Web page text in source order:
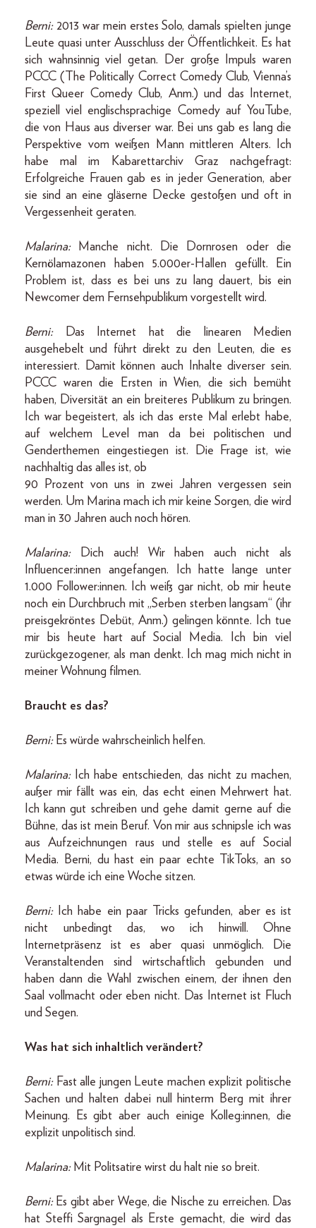
Berni: 2013 war mein erstes Solo, damals spielten junge
Leute quasi unter Ausschluss der Öffentlichkeit. Es hat
sich wahnsinnig viel getan. Der große Impuls waren
PCCC (The Politically Correct Comedy Club, Vienna’s
First Queer Comedy Club, Anm.) und das Internet,
speziell viel englischsprachige Comedy auf YouTube,
die von Haus aus diverser war. Bei uns gab es lang die
Perspektive vom weißen Mann mittleren Alters. Ich
habe mal im Kabarettarchiv Graz nachgefragt:
Erfolgreiche Frauen gab es in jeder Generation, aber
sie sind an eine gläserne Decke gestoßen und oft in
Vergessenheit geraten.
Malarina:
Manche nicht. Die Dornrosen oder die
Kernölamazonen haben 5.000er-Hallen gefüllt. Ein
Problem ist, dass es bei uns zu lang dauert, bis ein
Newcomer dem Fernsehpublikum vorgestellt wird.
Berni:
Das Internet hat die linearen Medien
ausgehebelt und führt direkt zu den Leuten, die es
interessiert. Damit können auch Inhalte diverser sein.
PCCC waren die Ersten in Wien, die sich bemüht
haben, Diversität an ein breiteres Publikum zu bringen.
Ich war begeistert, als ich das erste Mal erlebt habe,
auf welchem Level man da bei politischen und
Genderthemen eingestiegen ist. Die Frage ist, wie
nachhaltig das alles ist, ob
90 Prozent von uns in zwei Jahren vergessen sein
werden. Um Marina mach ich mir keine Sorgen, die wird
man in 30 Jahren auch noch hören.
Malarina:Dich auch! Wir haben auch nicht als
Influencer:innen angefangen. Ich hatte lange unter
1.000 Follower:innen. Ich weiß gar nicht, ob mir heute
noch ein Durchbruch mit „Serben sterben langsam“ (ihr
preisgekröntes Debüt, Anm.) gelingen könnte. Ich tue
mir bis heute hart auf Social Media. Ich bin viel
zurückgezogener, als man denkt. Ich mag mich nicht in
meiner Wohnung filmen.
Braucht es das?
Berni: Es würde wahrscheinlich helfen.
Malarina: Ich habe entschieden, das nicht zu machen,
außer mir fällt was ein, das echt einen Mehrwert hat.
Ich kann gut schreiben und gehe damit gerne auf die
Bühne, das ist mein Beruf. Von mir aus schnipsle ich was
aus Aufzeichnungen raus und stelle es auf Social
Media. Berni, du hast ein paar echte TikToks, an so
etwas würde ich eine Woche sitzen.
Berni:
Ich habe ein paar Tricks gefunden, aber es ist
nicht unbedingt das, wo ich hinwill. Ohne
Internetpräsenz ist es aber quasi unmöglich. Die
Veranstaltenden sind wirtschaftlich gebunden und
haben dann die Wahl zwischen einem, der ihnen den
Saal vollmacht oder eben nicht. Das Internet ist Fluch
und Segen.
Was hat sich inhaltlich verändert?
Berni:Fast alle jungen Leute machen explizit politische
Sachen und halten dabei null hinterm Berg mit ihrer
Meinung. Es gibt aber auch einige Kolleg:innen, die
explizit unpolitisch sind.
Malarina:Mit Politsatire wirst du halt nie so breit.
Berni:Es gibt aber Wege, die Nische zu erreichen. Das
hat Steffi Sargnagel als Erste gemacht, die wird das